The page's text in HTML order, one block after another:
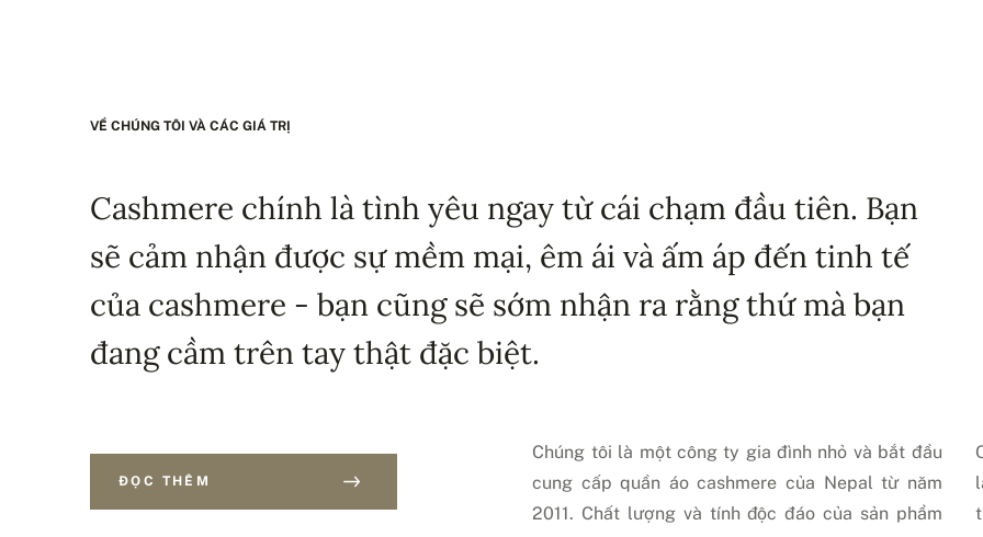
VỀ CHÚNG TÔI VÀ CÁC GIÁ TRỊ
Cashmere chính là tình yêu ngay từ cái chạm đầu tiên. Bạn
sẽ cảm nhận được sự mềm mại, êm ái và ấm áp đến tinh tế
của cashmere - bạn cũng sẽ sớm nhận ra rằng thứ mà bạn
đang cầm trên tay thật đặc biệt.
Chúng tôi là một công ty gia đình nhỏ và bắt đầu
cung cấp quần áo cashmere của Nepal từ năm
2011. Chất lượng và tính độc đáo của sản phẩm
ĐỌC THÊM